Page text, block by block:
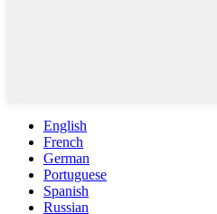
English
French
German
Portuguese
Spanish
Russian